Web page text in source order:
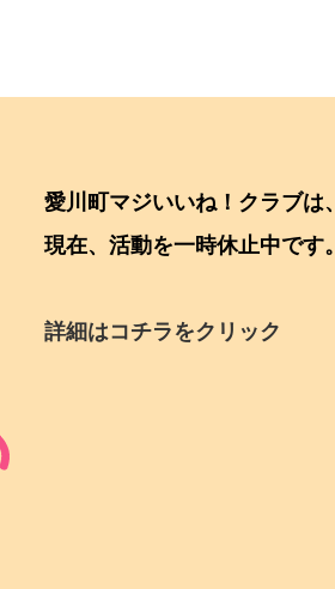
愛川町マジいいね！クラブは、
現在、活動を一時休止中です。
詳細はコチラをクリック